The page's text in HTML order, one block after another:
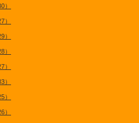
）
）
）
）
）
）
）
）